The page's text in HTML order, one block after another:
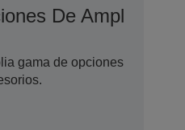
De Ampliación
gama de opciones